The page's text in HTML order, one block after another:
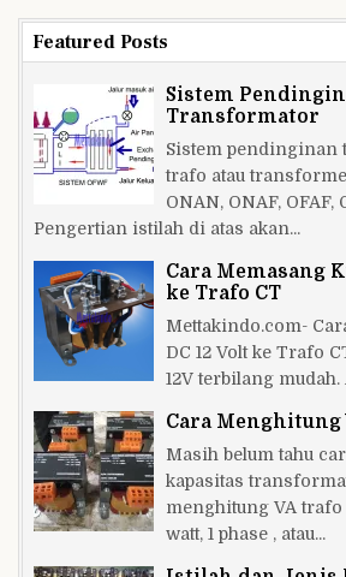
Dan
EI
Featured Posts
Sistem
Transformator
Sistem pendinginan
trafo atau
ONAN, ONAF, OFAF,
Pengertian istilah di atas akan...
Cara Memasang
ke Trafo CT
Mettakindo.com-
DC 12 Volt ke Trafo
12V terbilang mudah.
Cara Menghitung
Masih belum tahu
kapasitas
menghitung VA trafo
watt, 1 phase , atau...